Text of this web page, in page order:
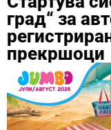
град“ за
прекршоци